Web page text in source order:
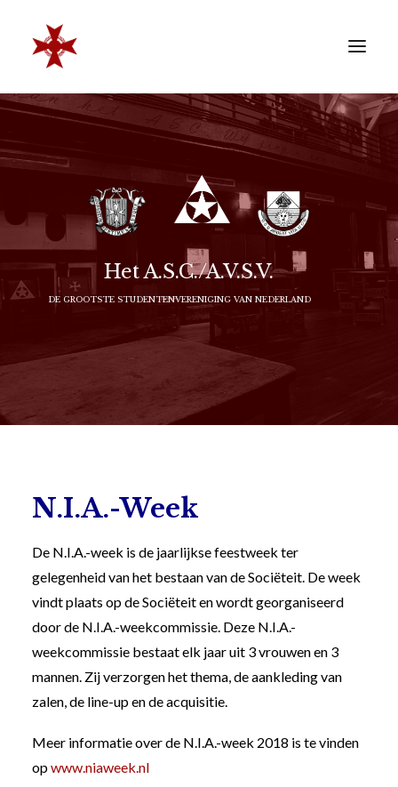
SOCIËTEIT
REÜNISTEN
ONTWIKKELING
CONTACT
ZAKELIJK
Het A.S.C./A.V.S.V.
DE GROOTSTE STUDENTENVERENIGING VAN NEDERLAND
N.I.A.-Week
De N.I.A.-week is de jaarlijkse feestweek ter
gelegenheid van het bestaan van de Sociëteit. De week
vindt plaats op de Sociëteit en wordt georganiseerd
door de N.I.A.-weekcommissie. Deze N.I.A.-
weekcommissie bestaat elk jaar uit 3 vrouwen en 3
mannen. Zij verzorgen het thema, de aankleding van
zalen, de line-up en de acquisitie.
Meer informatie over de N.I.A.-week 2018 is te vinden
opwww.niaweek.nl